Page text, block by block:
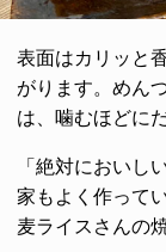
表面はカリッと
がります。めん
は、噛むほどに
「絶対においし
家もよく作って
麦ライスさんの